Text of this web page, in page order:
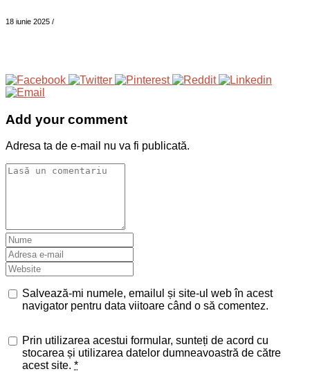
18 iunie 2025 /
Add your comment
Adresa ta de e-mail nu va fi publicată.
Salvează-mi numele, emailul și site-ul web în acest
navigator pentru data viitoare când o să comentez.
Prin utilizarea acestui formular, sunteți de acord cu
stocarea și utilizarea datelor dumneavoastră de către
acest site. *